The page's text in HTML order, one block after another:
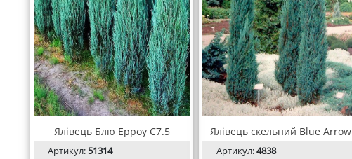
Ялівець Блю Ерроy С7.5
Артикул:51314
Ялівець скельний Blue Arrow
Артикул:4838